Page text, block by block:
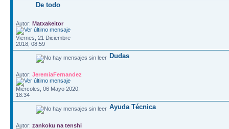
De todo
Autor: Matxakeitor
Viernes, 21 Diciembre
2018, 08:59
Dudas
Autor: JeremiaFernandez
Miércoles, 06 Mayo 2020,
18:34
Ayuda Técnica
Autor: zankoku na tenshi